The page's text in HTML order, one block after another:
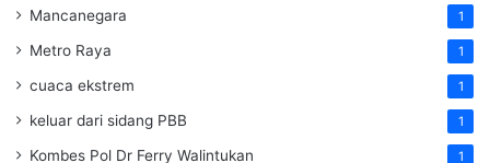
Mancanegara 1
Metro Raya 1
cuaca ekstrem 1
keluar dari sidang PBB 1
Kombes Pol Dr Ferry Walintukan 1